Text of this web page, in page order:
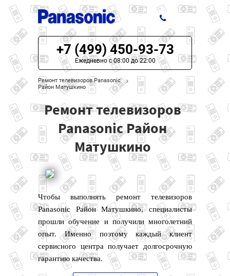
ЦЕНЫ НА РЕМОНТ
О СЕРВИСЕ
МОДЕЛИ PANASONIC
НАШИ КОНТАКТЫ
+7 (499) 450-93-73
Ежедневно с 08:00 до 22:00
Ремонт телевизоров Panasonic
Район Матушкино
Ремонт телевизоров
Panasonic Район
Матушкино
Чтобы выполнять ремонт телевизоров
Panasonic Район Матушкино, специалисты
прошли обучение и получили многолетний
опыт. Именно поэтому каждый клиент
сервисного центра получает долгосрочную
гарантию качества.